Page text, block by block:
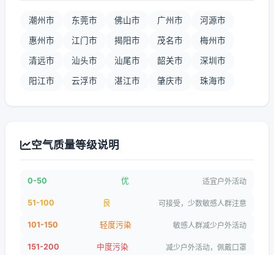
潮州市 东莞市 佛山市 广州市 河源市
惠州市 江门市 揭阳市 茂名市 梅州市
清远市 汕头市 汕尾市 韶关市 深圳市
阳江市 云浮市 湛江市 肇庆市 珠海市
空气质量等级说明
0-50 优 适宜户外活动
51-100 良 可接受，少数敏感人群注意
101-150 轻度污染 敏感人群减少户外活动
151-200 中度污染 减少户外活动，佩戴口罩